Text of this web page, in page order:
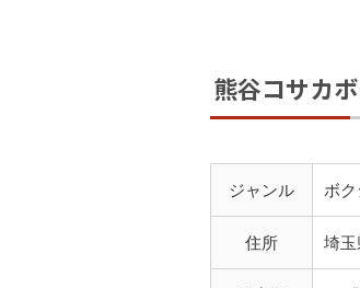
熊谷コサカ
ジャンル ボ
住所 埼